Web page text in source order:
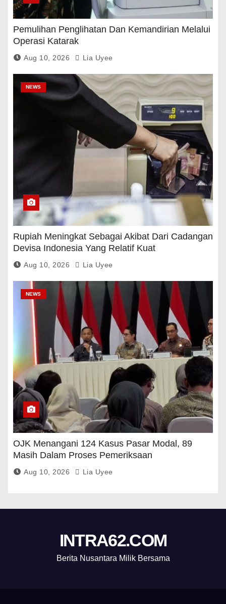
Pemulihan Penglihatan Dan Kemandirian Melalui
Operasi Katarak
Aug 10, 2026 Lia Uyee
NEWS
Rupiah Meningkat Sebagai Akibat Dari Cadangan
Devisa Indonesia Yang Relatif Kuat
Aug 10, 2026 Lia Uyee
NEWS
OJK Menangani 124 Kasus Pasar Modal, 89
Masih Dalam Proses Pemeriksaan
Aug 10, 2026 Lia Uyee
INTRA62.COM
Berita Nusantara Milik Bersama